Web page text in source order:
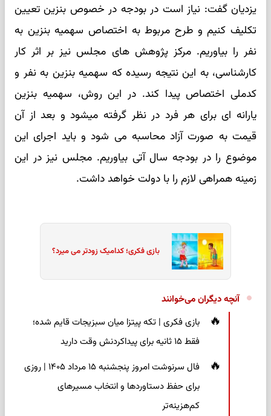
یزدیان گفت: نیاز است در بودجه در خصوص بنزین تعیین
تکلیف کنیم و طرح مربوط به اختصاص سهمیه بنزین به
نفر را بیاوریم. مرکز پژوهش ­های مجلس نیز بر اثر کار
کارشناسی­، به این نتیجه رسیده­ که سهمیه بنزین به نفر و
کدملی اختصاص پیدا کند. در این روش، سهمیه بنزین
یارانه­ ای برای هر فرد در نظر گرفته می­شود و بعد از آن
قیمت به صورت آزاد محاسبه می­ شود و باید اجرای این
موضوع را در بودجه سال آتی بیاوریم. مجلس نیز در این
زمینه همراهی لازم را با دولت خواهد داشت.
بازی فکری؛ کدامیک زودتر می میرد؟
آنچه دیگران می‌خوانند
بازی فکری | تکه پیتزا میان سبزیجات قایم شده؛
فقط ۱۵ ثانیه برای پیداکردنش وقت دارید
فال سرنوشت امروز پنجشنبه ۱۵ مرداد ۱۴۰۵ | روزی
برای حفظ دستاوردها و انتخاب مسیرهای
کم‌هزینه‌تر